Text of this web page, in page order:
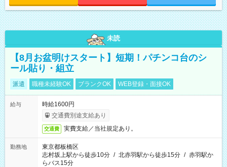
未読
【8月お盆明けスタート】短期！パチンコ台のシ
ール貼り・組立
派遣 職種未経験OK ブランクOK WEB登録・面接OK
給与
時給1600円
交通費別途支給あり
交通費 実費支給／当社規定あり。
勤務地
東京都板橋区
志村坂上駅から徒歩10分 / 北赤羽駅から徒歩15分 / 赤羽駅か
らバス15分